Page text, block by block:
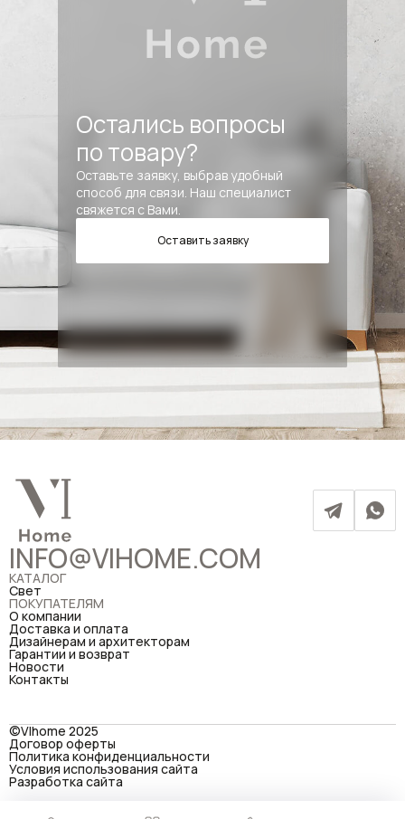
Остались вопросы
по товару?
Оставьте заявку, выбрав удобный
способ для связи. Наш специалист
свяжется с Вами.
Оставить заявку
INFO@VIHOME.COM
КАТАЛОГ
Свет
ПОКУПАТЕЛЯМ
О компании
Доставка и оплата
Дизайнерам и архитекторам
Гарантии и возврат
Новости
Контакты
©VIhome 2025
Договор оферты
Политика конфиденциальности
Условия использования сайта
Разработка сайта